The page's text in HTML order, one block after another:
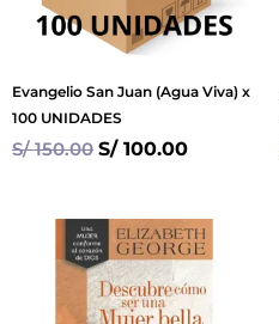
Evangelio San Juan (Agua Viva) x
100 UNIDADES
S/150.00 S/100.00